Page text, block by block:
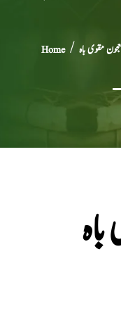
Home/ مقوی باہ